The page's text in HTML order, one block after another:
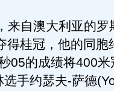
自澳大利亚的罗
得桂冠，他的同胞
05的成绩将400米
手约瑟夫-萨德